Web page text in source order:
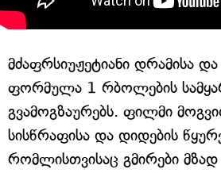
მძაფრსიუჟეტიანი დრამისა
ფორმულა 1 რბოლების
გვამოგზაურებს. ფილმი
სისწრაფისა და დიდების
რომლისთვისაც გმირები მზად